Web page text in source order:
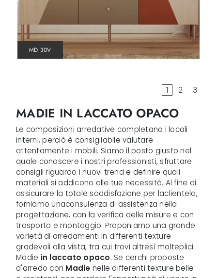
MD 30V
1 2 3
MADIE IN LACCATO OPACO
Le composizioni arredative completano i locali
interni, perciò è consigliabile valutare
attentamente i mobili. Siamo il posto giusto nel
quale conoscere i nostri professionisti, sfruttare
consigli riguardo i nuovi trend e definire quali
materiali si addicono alle tue necessità. Al fine di
assicurare la totale soddisfazione per laclientela,
forniamo unaconsulenza di assistenza nella
progettazione, con la verifica delle misure e con
trasporto e montaggio. Proponiamo una grande
varietà di arredamenti in differenti texture
gradevoli alla vista, tra cui trovi altresì molteplici
Madie in laccato opaco. Se cerchi proposte
d'arredo con Madie nelle differenti texture belle